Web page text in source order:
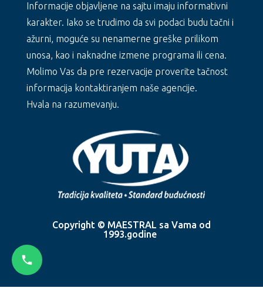
Informacije objavljene na sajtu imaju informativni
karakter. Iako se trudimo da svi podaci budu tačni i
ažurni, moguće su nenamerne greške prilikom
unosa, kao i naknadne izmene programa ili cena.
Molimo Vas da pre rezervacije proverite tačnost
informacija kontaktiranjem naše agencije.
Hvala na razumevanju.
Copyright © MAESTRAL sa Vama od
1993.godine